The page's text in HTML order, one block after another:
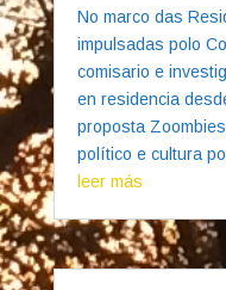
No marco das
impulsadas polo
comisario e
en residencia
proposta
político e cultura
leer más